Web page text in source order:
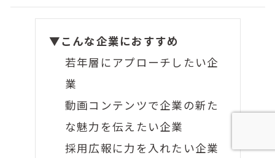
▼こんな企業におすすめ
若年層にアプローチしたい企
業
動画コンテンツで企業の新た
な魅力を伝えたい企業
採用広報に力を入れたい企業